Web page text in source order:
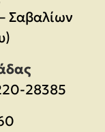
Σαβαλίων
28385